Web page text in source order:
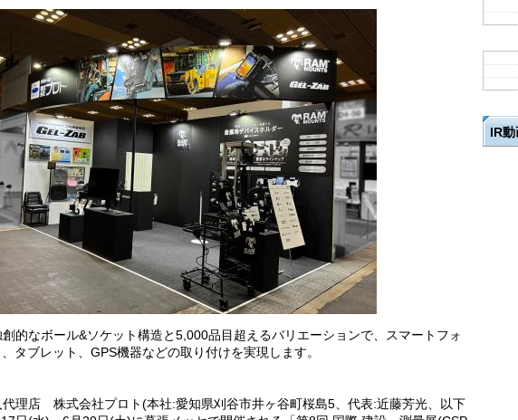
創的なボール&ソケット構造と5,000品目超えるバリエーションで、スマートフォ
タブレット、GPS機器などの取り付けを実現します。
代理店 株式会社プロト(本社:愛知県刈谷市井ヶ谷町桜島5、代表:近藤芳光、以下
IR動